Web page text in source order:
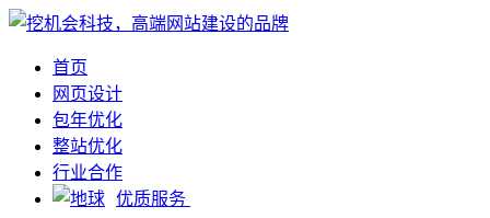
首页
网页设计
包年优化
整站优化
行业合作
优质服务